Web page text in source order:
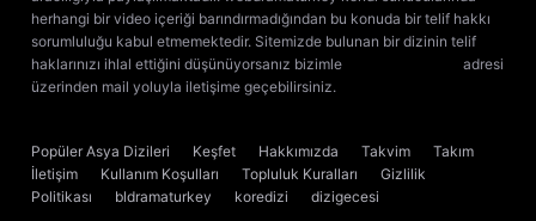
herhangi bir video içeriği barındırmadığından bu konuda bir telif hakkı
sorumluluğu kabul etmemektedir. Sitemizde bulunan bir dizinin telif
haklarınızı ihlal ettiğini düşünüyorsanız bizimle
adresi
üzerinden mail yoluyla iletişime geçebilirsiniz.
Popüler Asya Dizileri Keşfet Hakkımızda Takvim
Takım
İletişim
Kullanım Koşulları Topluluk Kuralları
Gizlilik
Politikası
bldramaturkey koredizi
dizigecesi